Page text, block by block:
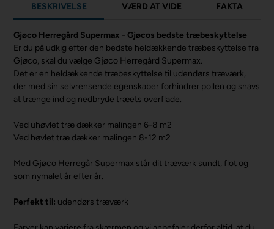
BESKRIVELSE VÆRD AT VIDE FAKTA
Gjøco Herregård Supermax - Gjøcos bedste træbeskyttelse
Er du på udkig efter den bedste heldækkende træbeskyttelse fra
Gjøco, skal du vælge Gjøco Herregård Supermax.
Det er en heldækkende træbeskyttelse til udendørs træværk,
der med sin selvrensende egenskaber forhindrer pollen og snavs
at trænge ind og nedbryde træets overflade.
Ved uhøvlet træ dækker malingen 6-8 m2
Ved høvlet træ dækker malingen 8-12 m2
Med Gjøco Herregår Supermax står dit træværk sundt, flot og
som nymalet år efter år.
Perfekt til: udendørs træværk